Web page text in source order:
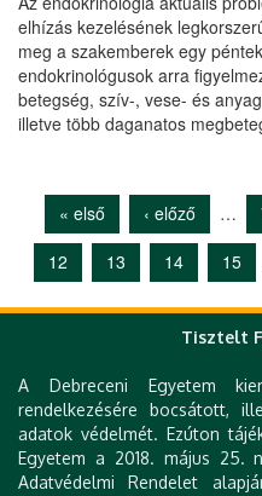
elhízás kezelésének
meg a szakemberek egy
endokrinológusok arra
betegség, szív-, vese- és
illetve több daganatos
Oldalak
« első ‹ előző …
12
13 14 15
Gyorslinkek
DE telefonkönyv
e-Organogram
Állásajánlatok
KK Orvoskereső
Tisztelt
A Debreceni Egyetem
rendelkezésére bocsátott,
adatok védelmét. Ezúton
Egyetem a 2018. május 25.
Adatvédelmi Rendelet